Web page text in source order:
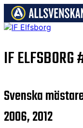
IF ELFSBORG
Svenska
2006, 2012